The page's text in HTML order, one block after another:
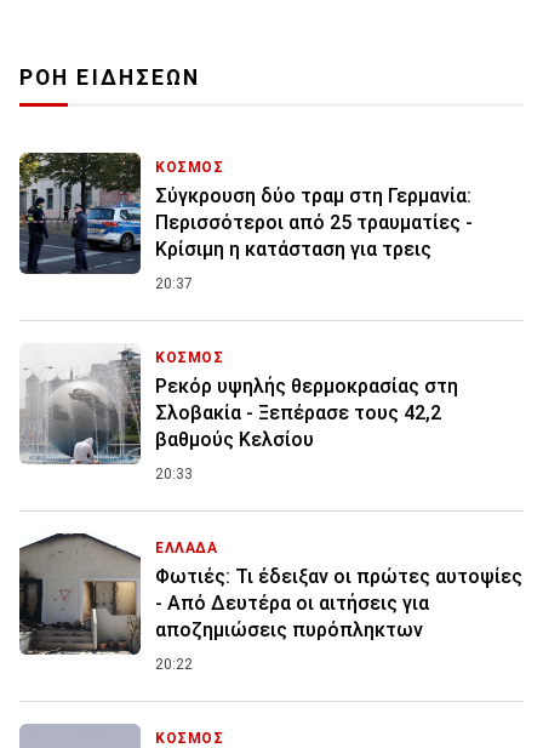
ΡΟΗ ΕΙΔΗΣΕΩΝ
ΚΟΣΜΟΣ
Σύγκρουση δύο τραμ στη Γερμανία:
Περισσότεροι από 25 τραυματίες -
Κρίσιμη η κατάσταση για τρεις
20:37
ΚΟΣΜΟΣ
Ρεκόρ υψηλής θερμοκρασίας στη
Σλοβακία - Ξεπέρασε τους 42,2
βαθμούς Κελσίου
20:33
ΕΛΛΑΔΑ
Φωτιές: Τι έδειξαν οι πρώτες αυτοψίες
- Από Δευτέρα οι αιτήσεις για
αποζημιώσεις πυρόπληκτων
20:22
ΚΟΣΜΟΣ